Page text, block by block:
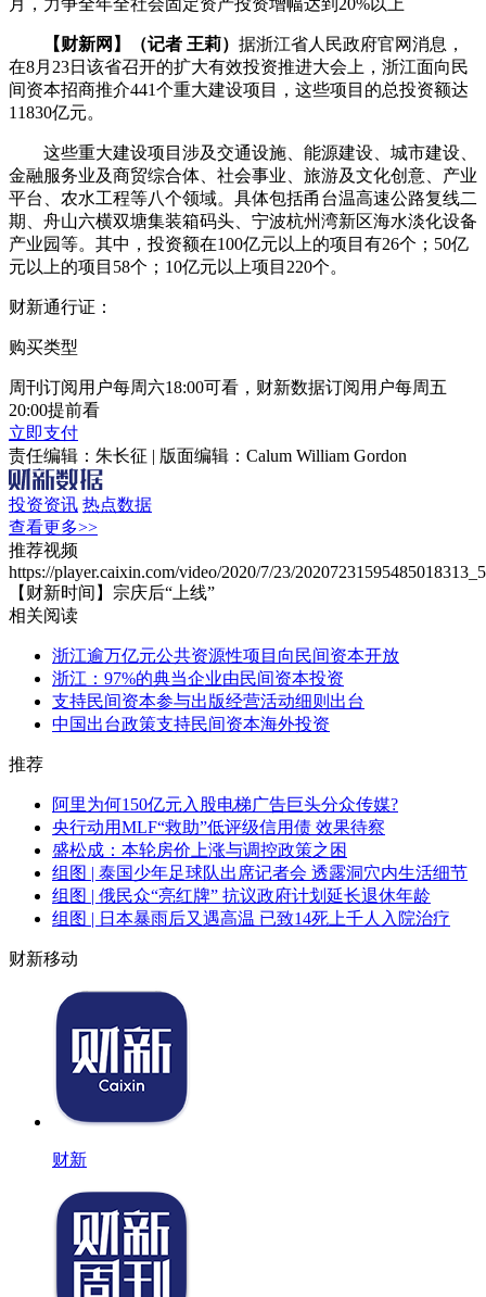
【财新网】（记者 王莉） 据浙江省人民政府官网消息，
在8月23日该省召开的扩大有效投资推进大会上，浙江面向民
间资本招商推介441个重大建设项目，这些项目的总投资额达
11830亿元。
这些重大建设项目涉及交通设施、能源建设、城市建设、
金融服务业及商贸综合体、社会事业、旅游及文化创意、产业
平台、农水工程等八个领域。具体包括甬台温高速公路复线二
期、舟山六横双塘集装箱码头、宁波杭州湾新区海水淡化设备
产业园等。其中，投资额在100亿元以上的项目有26个；50亿
元以上的项目58个；10亿元以上项目220个。
财新通行证：
购买类型
周刊订阅用户每周六18:00可看，财新数据订阅用户每周五
20:00提前看
立即支付
责任编辑：朱长征 | 版面编辑：Calum William Gordon
投资资讯 热点数据
查看更多>>
推荐视频
https://player.caixin.com/video/2020/7/23/
【财新时间】宗庆后“上线”
相关阅读
浙江逾万亿元公共资源性项目向民间资本开放
浙江：97%的典当企业由民间资本投资
支持民间资本参与出版经营活动细则出台
中国出台政策支持民间资本海外投资
推荐
阿里为何150亿元入股电梯广告巨头分众传媒?
央行动用MLF“救助”低评级信用债 效果待察
盛松成：本轮房价上涨与调控政策之困
组图 | 泰国少年足球队出席记者会 透露洞穴内生活细节
组图 | 俄民众“亮红牌” 抗议政府计划延长退休年龄
组图 | 日本暴雨后又遇高温 已致14死上千人入院治疗
财新移动
财新